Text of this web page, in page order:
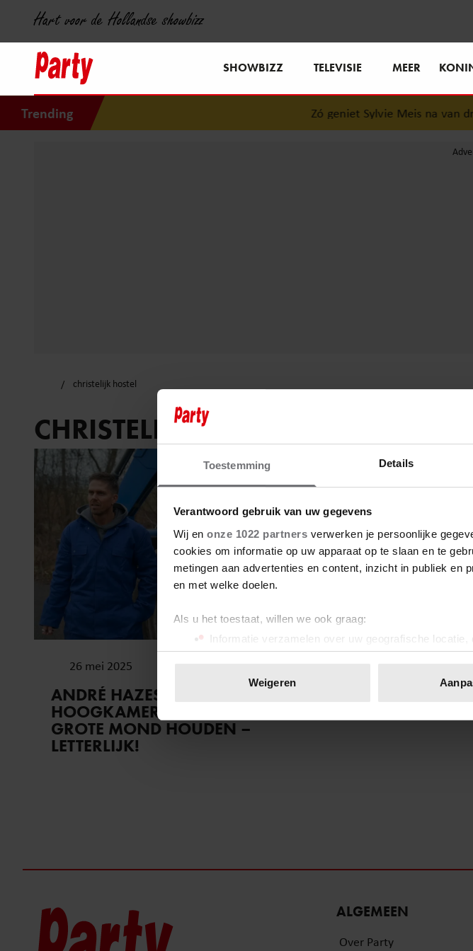
Toestemming Details
Verantwoord gebruik van uw gegevens
Wij en onze 1022 partners verwerken je persoonlijke
cookies om informatie op uw apparaat op te slaan en te
metingen aan advertenties en content, inzicht in publiek en
en met welke doelen.
Als u het toestaat, willen we ook graag:
Informatie verzamelen over uw geografische
Uw apparaat identificeren door het actief te
toestemming op elk moment wijzigen of intrekken in de
We gebruiken cookies om content en advertenties te
Weigeren
Hart voor de Hollandse showbizz
SHOWBIZZ TELEVISIE MEER
Trending Zó geniet Sylvie Meis na van
christelijk hostel
CHRISTELIJK HOSTEL
26 mei 2025
ANDRÉ HAZES EN MART
HOOGKAMER MOETEN HUN
GROTE MOND HOUDEN –
LETTERLIJK!
ALGEMEEN
Over Party